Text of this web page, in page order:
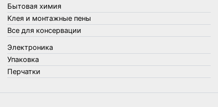
Хозяйственные товары
Швабры, стекломои, черенки и насадки
Шнуры, веревки и шпагаты
Электроника
Элементы питания
Бытовая химия
Клея и монтажные пены
Все для консервации
Электроника
Упаковка
Перчатки